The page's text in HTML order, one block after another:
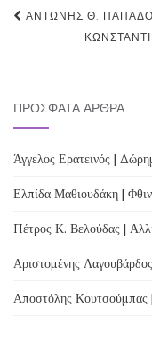
Post
navigation
ΑΝΤΏΝΗΣ Θ.
ΠΡΌΣΦΑΤΑ ΆΡΘΡΑ
Άγγελος Ερατεινός |
Ελπίδα Μαθιουδάκη |
Πέτρος Κ. Βελούδας |
Αριστομένης
Αποστόλης Κουτσούμπας